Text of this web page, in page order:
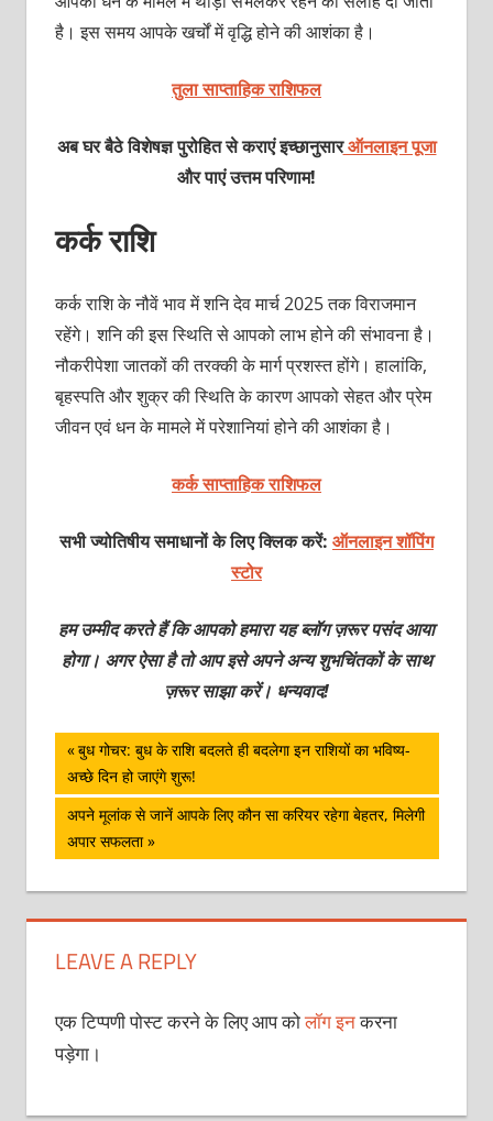
है। इस समय आपके खर्चों में वृद्धि होने की आशंका है।
तुला साप्ताहिक राशिफल
अब घर बैठे विशेषज्ञ पुरोहित से कराएं इच्छानुसारऑनलाइन पूजा
और पाएं उत्तम परिणाम!
कर्क राशि
कर्क राशि के नौवें भाव में शनि देव मार्च 2025 तक विराजमान
रहेंगे। शनि की इस स्थिति से आपको लाभ होने की संभावना है।
नौकरीपेशा जातकों की तरक्‍की के मार्ग प्रशस्‍त होंगे। हालांकि,
बृहस्‍पति और शुक्र की स्थिति के कारण आपको सेहत और प्रेम
जीवन एवं धन के मामले में परेशानियां होने की आशंका है।
कर्क साप्ताहिक राशिफल
सभी ज्योतिषीय समाधानों के लिए क्लिक करें: ऑनलाइन शॉपिंग
स्टोर
हम उम्मीद करते हैं कि आपको हमारा यह ब्लॉग ज़रूर पसंद आया
होगा। अगर ऐसा है तो आप इसे अपने अन्य शुभचिंतकों के साथ
ज़रूर साझा करें। धन्यवाद!
पोस्ट
नेविगेशन
Previous
Post:
बुध गोचर: बुध के राशि बदलते ही बदलेगा इन राशियों का भविष्य-
अच्छे दिन हो जाएंगे शुरू!
Next
Post:
अपने मूलांक से जानें आपके लिए कौन सा करियर रहेगा बेहतर, मिलेगी
अपार सफलता
LEAVE A REPLY
एक टिप्पणी पोस्ट करने के लिए आप कोलॉग इनकरना
पड़ेगा।